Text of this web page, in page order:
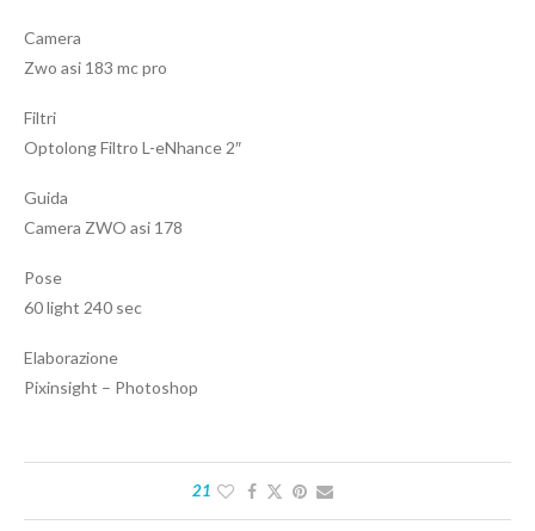
Camera
Zwo asi 183 mc pro
Filtri
Optolong Filtro L-eNhance 2″
Guida
Camera ZWO asi 178
Pose
60 light 240 sec
Elaborazione
Pixinsight – Photoshop
21